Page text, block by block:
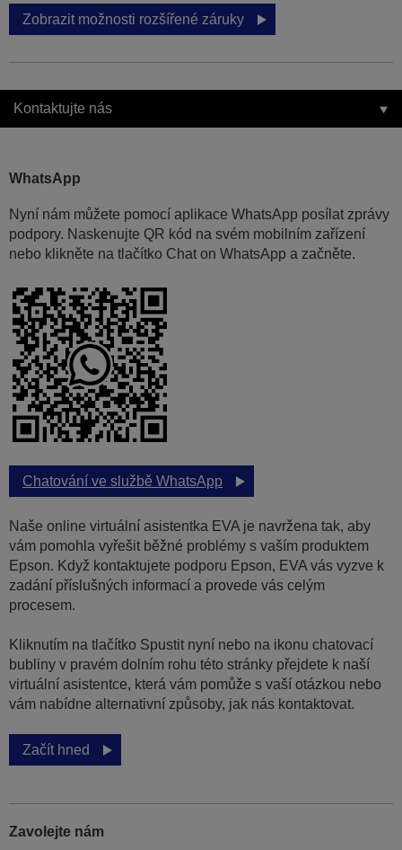
Zobrazit možnosti rozšířené záruky
Kontaktujte nás
WhatsApp
Nyní nám můžete pomocí aplikace WhatsApp posílat zprávy
podpory. Naskenujte QR kód na svém mobilním zařízení
nebo klikněte na tlačítko Chat on WhatsApp a začněte.
Chatování ve službě WhatsApp
Naše online virtuální asistentka EVA je navržena tak, aby
vám pomohla vyřešit běžné problémy s vaším produktem
Epson. Když kontaktujete podporu Epson, EVA vás vyzve k
zadání příslušných informací a provede vás celým
procesem.
Kliknutím na tlačítko Spustit nyní nebo na ikonu chatovací
bubliny v pravém dolním rohu této stránky přejdete k naší
virtuální asistentce, která vám pomůže s vaší otázkou nebo
vám nabídne alternativní způsoby, jak nás kontaktovat.
Začít hned
Zavolejte nám